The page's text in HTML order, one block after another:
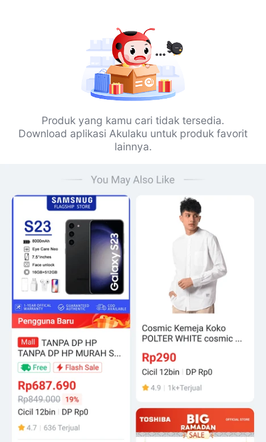
Produk yang kamu cari tidak tersedia.
Download aplikasi Akulaku untuk produk favorit
lainnya.